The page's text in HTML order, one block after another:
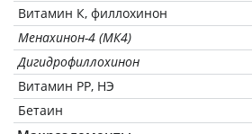
Витамин К, филлохинон
Менахинон-4 (МК4)
Дигидрофиллохинон
Витамин РР, НЭ
Бетаин